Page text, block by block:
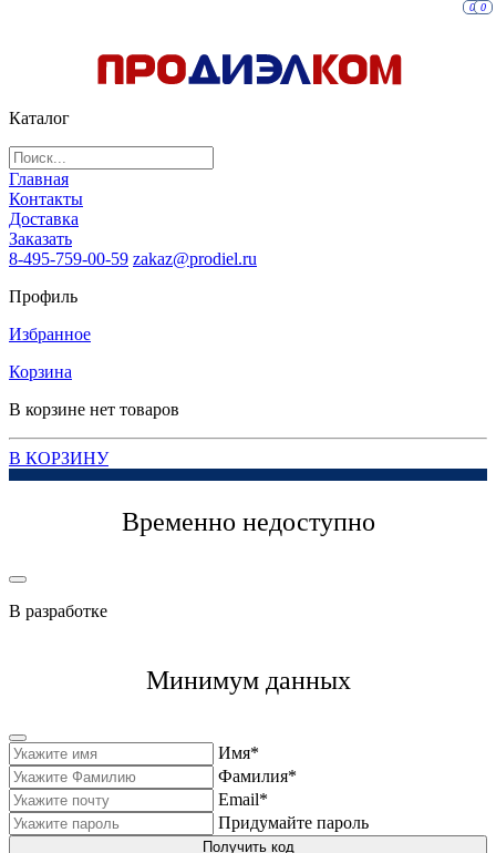
Каталог
Главная
Контакты
Доставка
Заказать
8-495-759-00-59 zakaz@prodiel.ru
Профиль
Избранное
0
Корзина
0
В корзине нет товаров
В КОРЗИНУ
Временно недоступно
В разработке
Минимум данных
Имя*
Фамилия*
Email*
Придумайте пароль
Получить код